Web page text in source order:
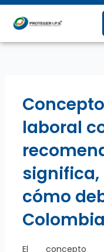
Ir
contenido
laboral
cómo
Colombia
El concepto